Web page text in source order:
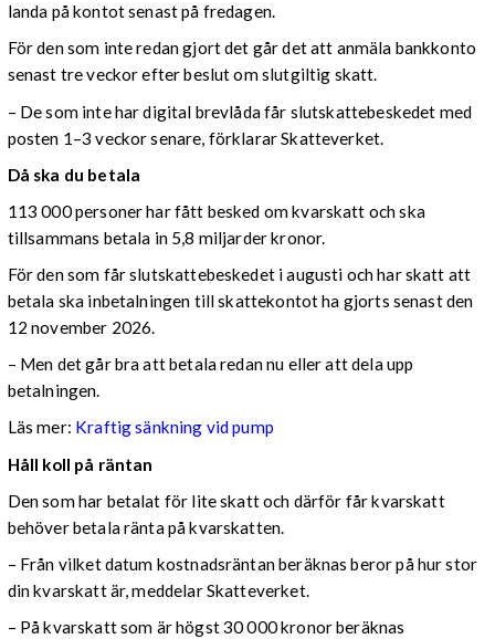
landa på kontot senast på fredagen.
För den som inte redan gjort det går det att anmäla bankkonto
senast tre veckor efter beslut om slutgiltig skatt.
– De som inte har digital brevlåda får slutskattebeskedet med
posten 1–3 veckor senare, förklarar Skatteverket.
Då ska du betala
113 000 personer har fått besked om kvarskatt och ska
tillsammans betala in 5,8 miljarder kronor.
För den som får slutskattebeskedet i augusti och har skatt att
betala ska inbetalningen till skattekontot ha gjorts senast den
12 november 2026.
– Men det går bra att betala redan nu eller att dela upp
betalningen.
Läs mer: Kraftig sänkning vid pump
Håll koll på räntan
Den som har betalat för lite skatt och därför får kvarskatt
behöver betala ränta på kvarskatten.
– Från vilket datum kostnadsräntan beräknas beror på hur stor
din kvarskatt är, meddelar Skatteverket.
– På kvarskatt som är högst 30 000 kronor beräknas